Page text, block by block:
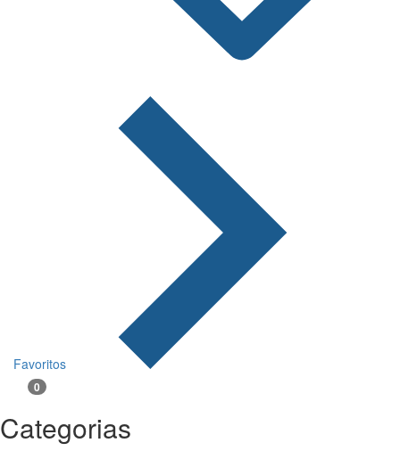
Favoritos
0
Categorias